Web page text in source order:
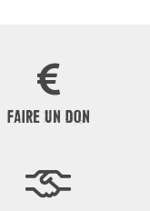
FAIRE UN DON